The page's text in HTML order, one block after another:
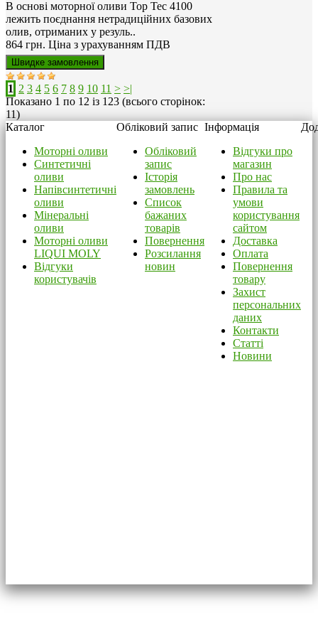
В основі моторної оливи Top Tec 4100
лежить поєднання нетрадиційних базових
олив, отриманих у резуль..
864 грн. Ціна з урахуванням ПДВ
1 2 3 4 5 6 7 8 9 10 11 > >|
Показано 1 по 12 із 123 (всього сторінок:
11)
Каталог
Моторні оливи
Синтетичні
оливи
Напівсинтетичні
оливи
Мінеральні
оливи
Моторні оливи
LIQUI MOLY
Відгуки
користувачів
Обліковий запис
Обліковий
запис
Історія
замовлень
Список
бажаних
товарів
Повернення
Розсилання
новин
Інформація
Відгуки про
магазин
Про нас
Правила та
умови
користування
сайтом
Доставка
Оплата
Повернення
товару
Захист
персональних
даних
Контакти
Статті
Новини